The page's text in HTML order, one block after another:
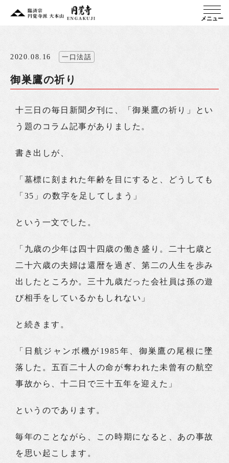
メニュー
2020.08.16 一口法話
御巣鷹の祈り
十三日の毎日新聞夕刊に、「御巣鷹の祈り」とい
う題のコラム記事がありました。
書き出しが、
「墓標に刻まれた年齢を目にすると、どうしても
「35」の数字を足してしまう」
という一文でした。
「九歳の少年は四十四歳の働き盛り。二十七歳と
二十六歳の夫婦は還暦を過ぎ、第二の人生を歩み
出したところか。三十九歳だった会社員は孫の遊
び相手をしているかもしれない」
と続きます。
「日航ジャンボ機が1985年、御巣鷹の尾根に墜
落した。五百二十人の命が奪われた未曾有の航空
事故から、十二日で三十五年を迎えた」
というのであります。
毎年のことながら、この時期になると、あの事故
を思い起こします。